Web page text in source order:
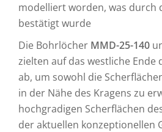
modelliert worden, was durch
bestätigt wurde
Die Bohrlöcher MMD-25-140
zielten auf das westliche Ende
ab, um sowohl die
in der Nähe des Kragens zu
hochgradigen Scherflächen
der aktuellen konzeptionellen